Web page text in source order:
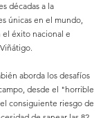
décadas a la
únicas en el mundo,
éxito nacional e
aborda los desafíos
desde el "horrible
consiguiente riesgo de